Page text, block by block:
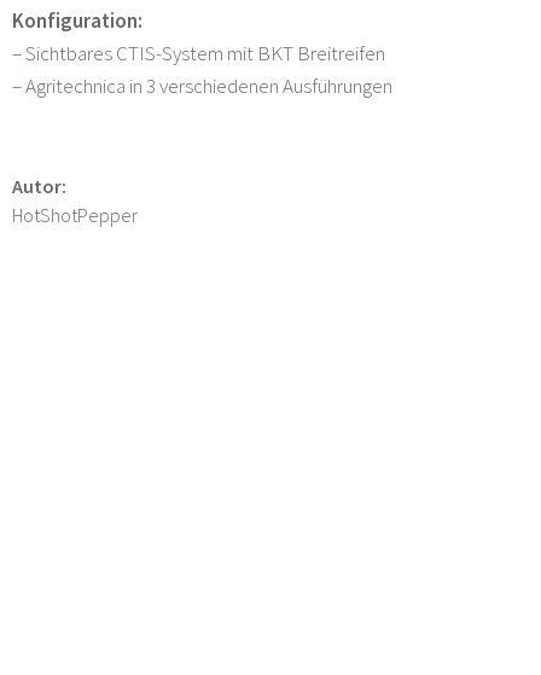
Konfiguration:
– Sichtbares CTIS-System mit BKT Breitreifen
– Agritechnica in 3 verschiedenen Ausführungen
Autor:
HotShotPepper